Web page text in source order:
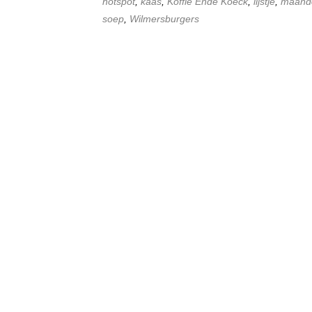
soep Wilmersburgers